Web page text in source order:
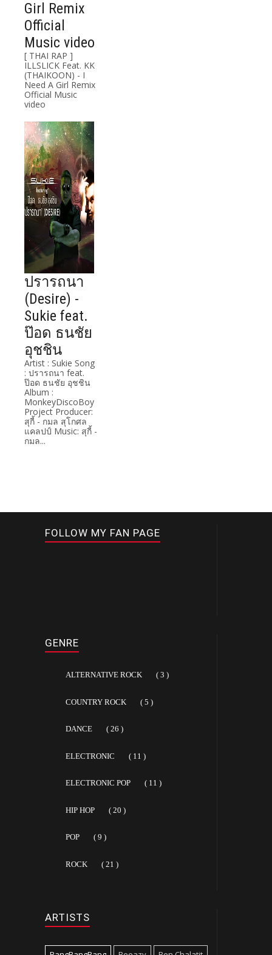
Girl Remix
Official
Music video
[ THAI RAP ]
ILLSLICK Feat. KK
(THAIKOON) - I
Need A Girl Remix
Official Music
video
ปรารถนา
(Desire) -
Sukie feat.
ป๊อด ธนชัย
อุชชิน
Artist : Sukie Song
: ปรารถนา feat.
ป๊อด ธนชัย อุชชิน
Album :
MonkeyDiscoBoy
Project Producer:
สุกี้ - กมล สุโกศล
แคลปป์ Music: สุกี้ -
กมล...
FOLLOW MY FAN PAGE
GENRE
ALTERNATIVE ROCK ( 3 )
COUNTRY ROCK ( 5 )
DANCE ( 26 )
ELECTRONIC ( 11 )
ELECTRONIC POP ( 11 )
HIP HOP ( 20 )
POP ( 9 )
ROCK ( 21 )
ARTISTS